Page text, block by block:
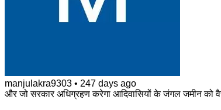
manjulakra9303 • 247 days ago
और जो सरकार अधिग्रहण करेगा आदिवासियों के जंगल जमीन को